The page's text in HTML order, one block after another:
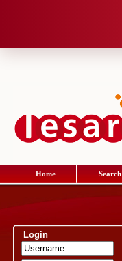
Home Search
Login